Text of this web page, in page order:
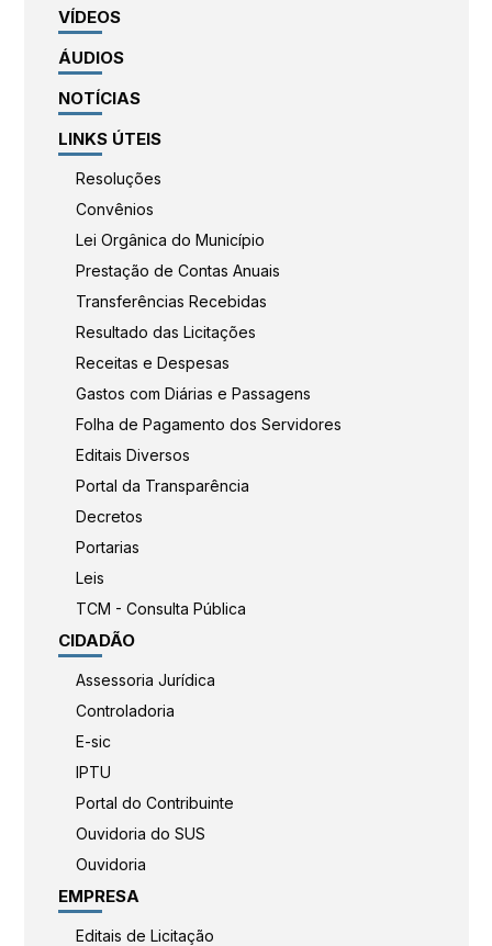
VÍDEOS
ÁUDIOS
NOTÍCIAS
LINKS ÚTEIS
Resoluções
Convênios
Lei Orgânica do Município
Prestação de Contas Anuais
Transferências Recebidas
Resultado das Licitações
Receitas e Despesas
Gastos com Diárias e Passagens
Folha de Pagamento dos Servidores
Editais Diversos
Portal da Transparência
Decretos
Portarias
Leis
TCM - Consulta Pública
CIDADÃO
Assessoria Jurídica
Controladoria
E-sic
IPTU
Portal do Contribuinte
Ouvidoria do SUS
Ouvidoria
EMPRESA
Editais de Licitação